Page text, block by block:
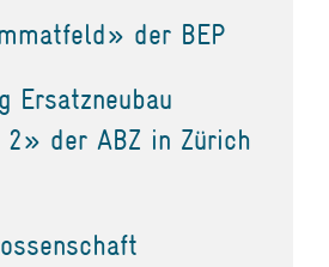
der BEP
Ersatzneubau
der ABZ in Zürich